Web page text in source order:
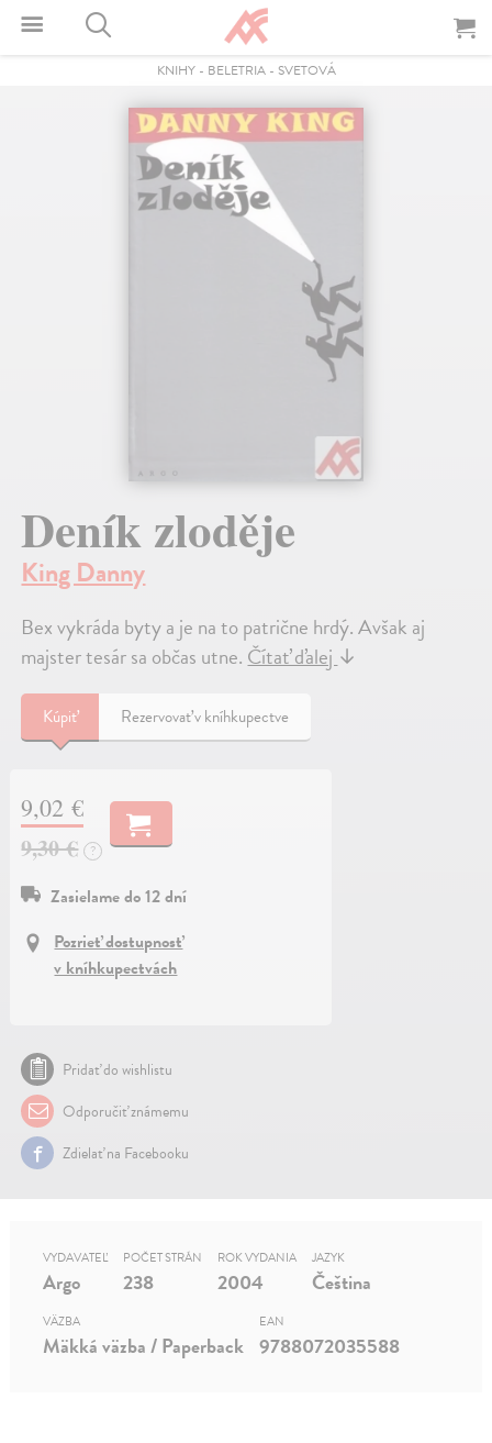
KNIHY- BELETRIA- SVETOVÁ
Deník zloděje
King Danny
Bex vykráda byty a je na to patrične hrdý. Avšak aj
majster tesár sa občas utne.Čítať ďalej↓
Kúpiť Rezervovať v kníhkupectve
9,02 €
9,30 €
?
Zasielame do 12 dní
Pozrieť dostupnosť
v kníhkupectvách
Pridať do wishlistu
Odporučiť známemu
Zdielať na Facebooku
VYDAVATEĽ
Argo
POČET STRÁN
238
ROK VYDANIA
2004
JAZYK
Čeština
VÄZBA
Mäkká väzba / Paperback
EAN
9788072035588